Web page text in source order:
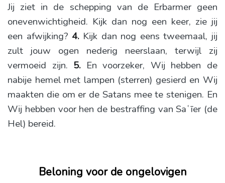
Jij ziet in de schepping van de Erbarmer geen
onevenwichtigheid. Kijk dan nog een keer, zie jij
een afwijking? 4. Kijk dan nog eens tweemaal, jij
zult jouw ogen nederig neerslaan, terwijl zij
vermoeid zijn. 5. En voorzeker, Wij hebben de
nabije hemel met lampen (sterren) gesierd en Wij
maakten die om er de Satans mee te stenigen. En
Wij hebben voor hen de bestraffing van Saʿīer (de
Hel) bereid.
Beloning voor de ongelovigen